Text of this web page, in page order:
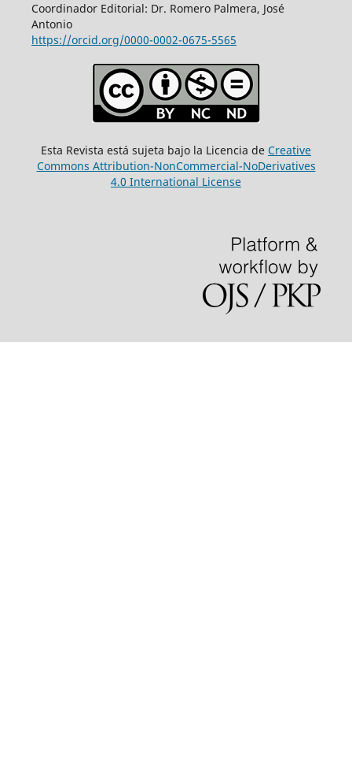
Coordinador Editorial: Dr. Romero Palmera, José
Antonio
https://orcid.org/0000-0002-0675-5565
Esta Revista está sujeta bajo la Licencia de Creative
Commons Attribution-NonCommercial-NoDerivatives
4.0 International License